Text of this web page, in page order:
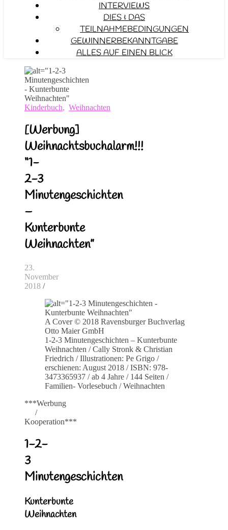
INTERVIEWS
DIES & DAS
TEILNAHMEBEDINGUNGEN
GEWINNERBEKANNTGABE
ALLES AUF EINEN BLICK
Kinderbuch, Weihnachten
[Werbung]
Weihnachtsbuchalarm!!!
“1-
2-3
Minutengeschichten
–
Kunterbunte
Weihnachten”
23.
November
2018 /
A Cover © 2018 Ravensburger Buchverlag
Otto Maier GmbH
1-2-3 Minutengeschichten – Kunterbunte
Weihnachten / Cally Stronk & Christian
Friedrich / Illustrationen: Pe Grigo /
erschienen: August 2018 / ISBN: 978-
3473365937 / ab 4 Jahre / 144 Seiten /
Familien- Vorlesebuch / Weihnachten
***Werbung
/
Kooperation***
1-2-
3
Minutengeschichten
Kunterbunte
Weihnachten